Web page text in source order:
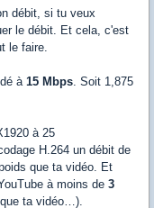
débit, si tu veux
le débit. Et cela, c'est
le faire.
à 15 Mbps . Soit 1,875
à 25
H.264 un débit de
que ta vidéo. Et
à moins de 3
ta vidéo…).